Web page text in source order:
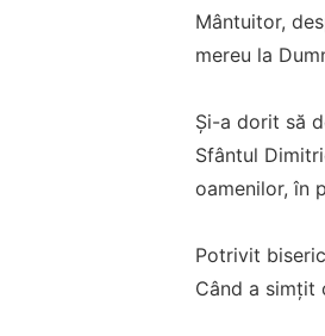
Mântuitor,
mereu la
Și-a dorit să
Sfântul
oamenilor, în
Potrivit
Când a simțit